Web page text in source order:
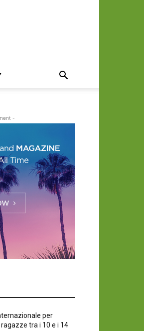
-
per
tra i 10 e i 14